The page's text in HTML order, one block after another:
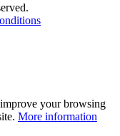
your browsing
More information